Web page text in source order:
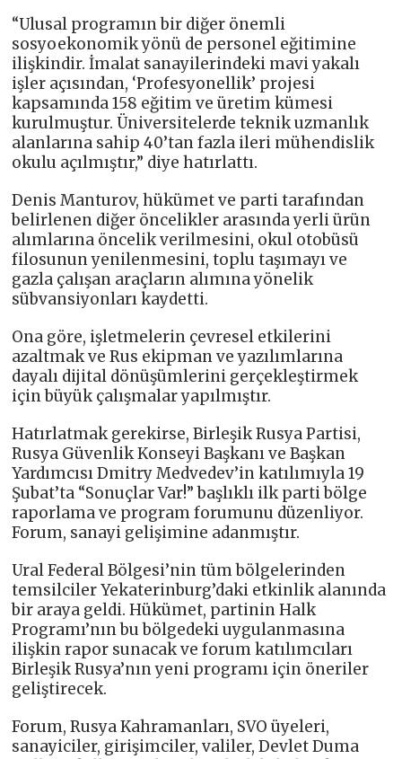
“Ulusal programın bir diğer önemli
sosyoekonomik yönü de personel eğitimine
ilişkindir. İmalat sanayilerindeki mavi yakalı
işler açısından, ‘Profesyonellik’ projesi
kapsamında 158 eğitim ve üretim kümesi
kurulmuştur. Üniversitelerde teknik uzmanlık
alanlarına sahip 40’tan fazla ileri mühendislik
okulu açılmıştır,” diye hatırlattı.
Denis Manturov, hükümet ve parti tarafından
belirlenen diğer öncelikler arasında yerli ürün
alımlarına öncelik verilmesini, okul otobüsü
filosunun yenilenmesini, toplu taşımayı ve
gazla çalışan araçların alımına yönelik
sübvansiyonları kaydetti.
Ona göre, işletmelerin çevresel etkilerini
azaltmak ve Rus ekipman ve yazılımlarına
dayalı dijital dönüşümlerini gerçekleştirmek
için büyük çalışmalar yapılmıştır.
Hatırlatmak gerekirse, Birleşik Rusya Partisi,
Rusya Güvenlik Konseyi Başkanı ve Başkan
Yardımcısı Dmitry Medvedev’in katılımıyla 19
Şubat’ta “Sonuçlar Var!” başlıklı ilk parti bölge
raporlama ve program forumunu düzenliyor.
Forum, sanayi gelişimine adanmıştır.
Ural Federal Bölgesi’nin tüm bölgelerinden
temsilciler Yekaterinburg’daki etkinlik alanında
bir araya geldi. Hükümet, partinin Halk
Programı’nın bu bölgedeki uygulanmasına
ilişkin rapor sunacak ve forum katılımcıları
Birleşik Rusya’nın yeni programı için öneriler
geliştirecek.
Forum, Rusya Kahramanları, SVO üyeleri,
sanayiciler, girişimciler, valiler, Devlet Duma